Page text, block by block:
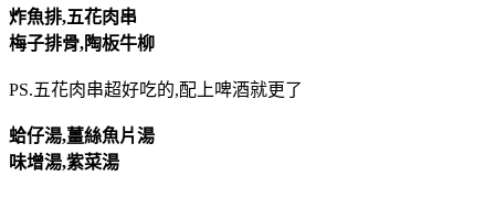
炸魚排,五花肉串
梅子排骨,陶板牛柳
PS.五花肉串超好吃的,配上啤酒就更了
蛤仔湯,薑絲魚片湯
味增湯,紫菜湯